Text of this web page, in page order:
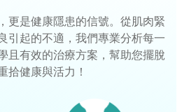
更是健康隱患的信號。從肌肉緊
引起的不適，我們專業分析每一
且有效的治療方案，幫助您擺脫
拾健康與活力！